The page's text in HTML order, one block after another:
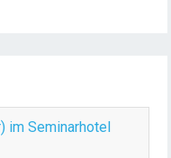
im Seminarhotel